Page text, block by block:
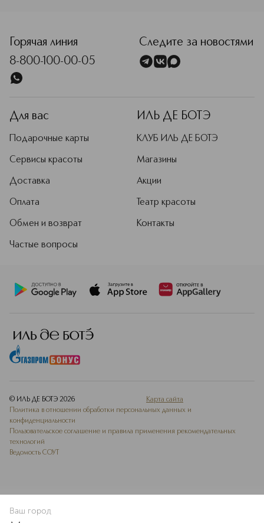
В КОРЗИНУ
Горячая линия
8-800-100-00-05
Следите за новостями
Для вас
Подарочные карты
Сервисы красоты
Доставка
Оплата
Обмен и возврат
Частые вопросы
ИЛЬ ДЕ БОТЭ
КЛУБ ИЛЬ ДЕ БОТЭ
Магазины
Акции
Театр красоты
Контакты
© ИЛЬ ДЕ БОТЭ 2026
Карта сайта
Политика в отношении обработки персональных данных и
конфиденциальности
Пользовательское соглашение и правила применения рекомендательных
технологий
Ведомость СОУТ
Ваш город